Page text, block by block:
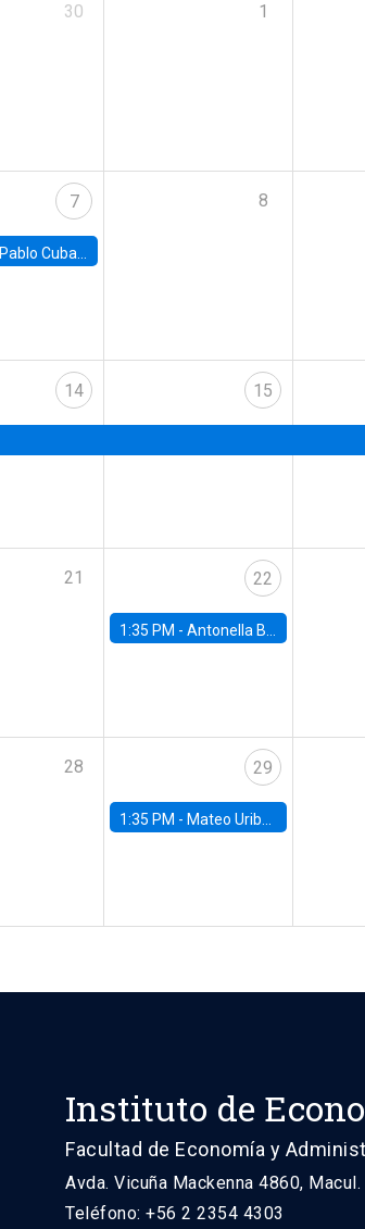
30 1
7
Pablo Cuba, FED Board
8
14 15
21 22
1:35 PM -Antonella Bancalari, Institute for Fiscal Studies (IFS) and Research Associate at University College London (UCL)
28 29
1:35 PM - Mateo Uribe-Castro, Universidad de los Andes (Colombia)
Instituto de
Facultad de Economía y
Avda. Vicuña Mackenna 4860,
Teléfono: +56 2 2354 4303